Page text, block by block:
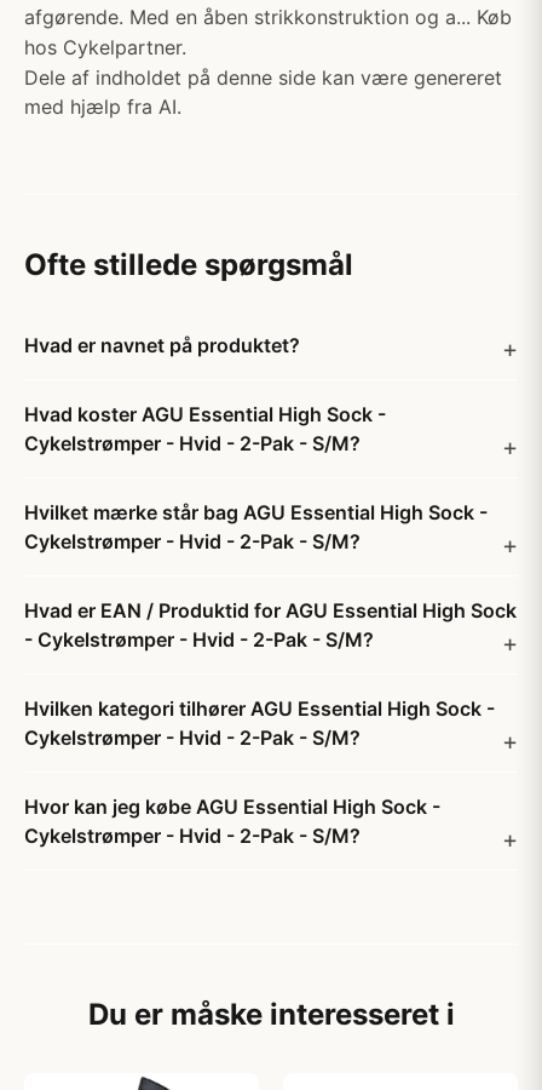
afgørende. Med en åben strikkonstruktion og a... Køb
hos Cykelpartner.
Dele af indholdet på denne side kan være genereret
med hjælp fra AI.
Ofte stillede spørgsmål
Hvad er navnet på produktet?
Hvad koster AGU Essential High Sock -
Cykelstrømper - Hvid - 2-Pak - S/M?
Hvilket mærke står bag AGU Essential High Sock -
Cykelstrømper - Hvid - 2-Pak - S/M?
Hvad er EAN / Produktid for AGU Essential High Sock
- Cykelstrømper - Hvid - 2-Pak - S/M?
Hvilken kategori tilhører AGU Essential High Sock -
Cykelstrømper - Hvid - 2-Pak - S/M?
Hvor kan jeg købe AGU Essential High Sock -
Cykelstrømper - Hvid - 2-Pak - S/M?
Du er måske interesseret i